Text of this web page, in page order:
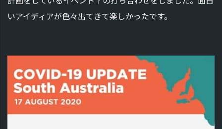
いアイディアが色々出てきて楽しかったです。